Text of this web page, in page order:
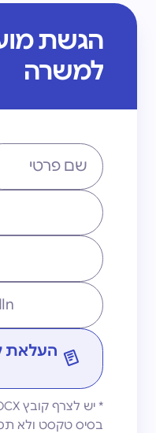
הגשת
למשרה
שם פרטי
אימייל
טלפון
פרופיל לינקדאין
קו׳׳ח
*
בסיס טקסט ולא